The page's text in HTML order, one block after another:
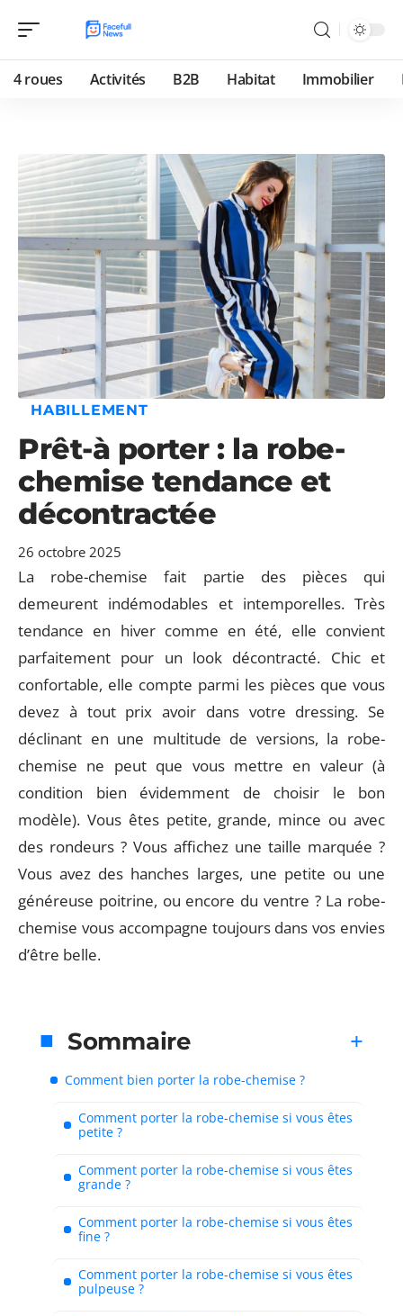
4 roues Activités B2B Habitat Immobilier
HABILLEMENT
Prêt-à porter : la robe-
chemise tendance et
décontractée
26 octobre 2025
La robe-chemise fait partie des pièces qui
demeurent indémodables et intemporelles. Très
tendance en hiver comme en été, elle convient
parfaitement pour un look décontracté. Chic et
confortable, elle compte parmi les pièces que vous
devez à tout prix avoir dans votre dressing. Se
déclinant en une multitude de versions, la robe-
chemise ne peut que vous mettre en valeur (à
condition bien évidemment de choisir le bon
modèle). Vous êtes petite, grande, mince ou avec
des rondeurs ? Vous affichez une taille marquée ?
Vous avez des hanches larges, une petite ou une
généreuse poitrine, ou encore du ventre ? La robe-
chemise vous accompagne toujours dans vos envies
d’être belle.
Sommaire
Comment bien porter la robe-chemise ?
Comment porter la robe-chemise si vous êtes
petite ?
Comment porter la robe-chemise si vous êtes
grande ?
Comment porter la robe-chemise si vous êtes
fine ?
Comment porter la robe-chemise si vous êtes
pulpeuse ?